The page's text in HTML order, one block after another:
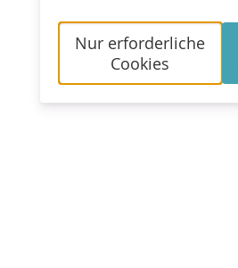
Nur erforderliche
Cookies